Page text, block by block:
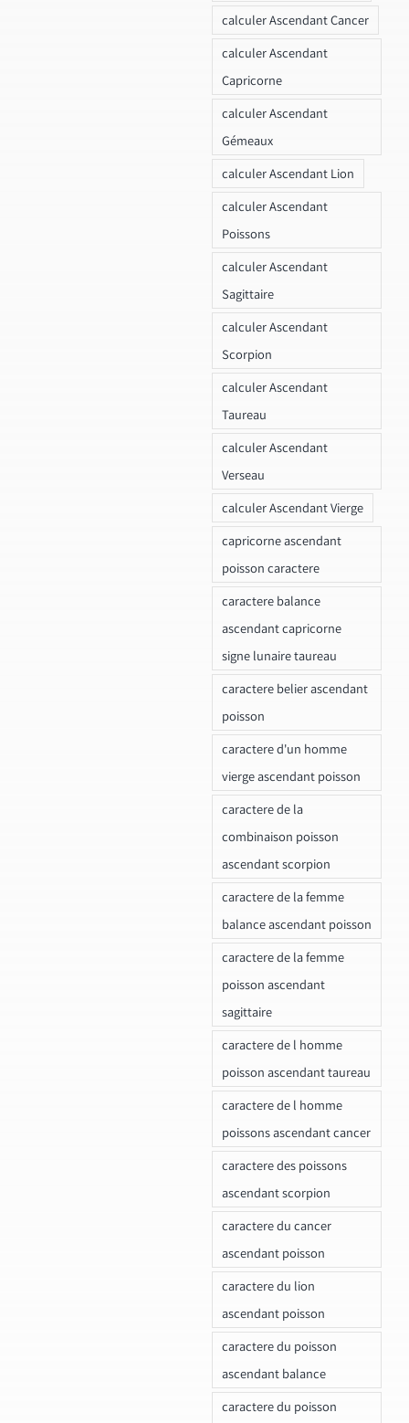
calculer Ascendant Cancer
calculer Ascendant
Capricorne
calculer Ascendant
Gémeaux
calculer Ascendant Lion
calculer Ascendant
Poissons
calculer Ascendant
Sagittaire
calculer Ascendant
Scorpion
calculer Ascendant
Taureau
calculer Ascendant
Verseau
calculer Ascendant Vierge
capricorne ascendant
poisson caractere
caractere balance
ascendant capricorne
signe lunaire taureau
caractere belier ascendant
poisson
caractere d'un homme
vierge ascendant poisson
caractere de la
combinaison poisson
ascendant scorpion
caractere de la femme
balance ascendant poisson
caractere de la femme
poisson ascendant
sagittaire
caractere de l homme
poisson ascendant taureau
caractere de l homme
poissons ascendant cancer
caractere des poissons
ascendant scorpion
caractere du cancer
ascendant poisson
caractere du lion
ascendant poisson
caractere du poisson
ascendant balance
caractere du poisson